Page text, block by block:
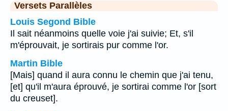
Versets Parallèles
Louis Segond Bible
Il sait néanmoins quelle voie j'ai suivie; Et, s'il
m'éprouvait, je sortirais pur comme l'or.
Martin Bible
[Mais] quand il aura connu le chemin que j'ai tenu,
[et] qu'il m'aura éprouvé, je sortirai comme l'or [sort
du creuset].